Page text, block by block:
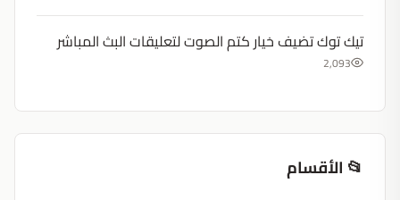
تيك توك تضيف خيار كتم الصوت لتعليقات البث المباشر
2,093
📂 الأقسام